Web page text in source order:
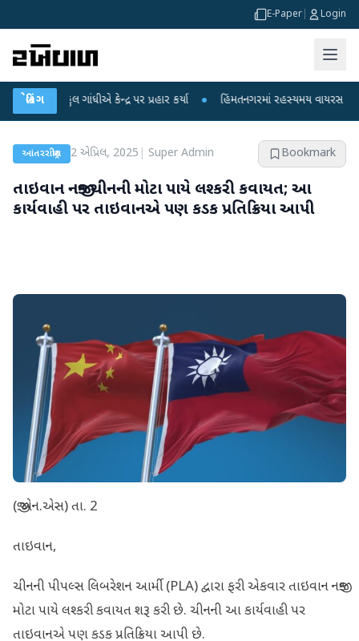
E-Paper Login
બ્રેકિંગ
ગાંધીએ કેન્દ્ર પર પ્રહાર કર્યા ● હિંમતનગરમાં રહસ્યમય વાયરસ કે ચાંદીપુરા? 6
આંતરરાષ્ટ્રીય 2 એપ્રિલ, 2025 Super Admin Bookmark
તાઇવાન નજીક ચીનની મોટા પાયે લશ્કરી કવાયત; આ
કાર્યવાહી પર તાઇવાનએ પણ કડક પ્રતિક્રિયા આપી
(જી.એન.એસ) તા. 2
તાઇવાન,
ચીનની પીપલ્સ લિબરેશન આર્મી (PLA) દ્વારા ફરી એકવાર તાઇવાન નજીક
મોટા પાયે લશ્કરી કવાયત શરૂ કરી છે. ચીનની આ કાર્યવાહી પર
તાઇવાનએ પણ કડક પ્રતિક્રિયા આપી છે.